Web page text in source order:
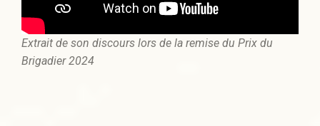
Extrait de son discours lors de la remise du Prix du
Brigadier 2024